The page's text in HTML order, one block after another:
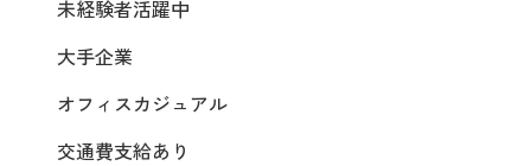
未経験者活躍中
大手企業
オフィスカジュアル
交通費支給あり